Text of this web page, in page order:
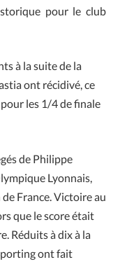
pour le club
à la suite de la
ont récidivé, ce
les 1/4 de finale
de Philippe
Lyonnais,
France. Victoire au
que le score était
Réduits à dix à la
ont fait